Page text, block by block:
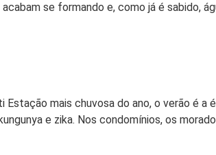
se formando e, como já é sabido,
mais chuvosa do ano, o verão é a
e zika. Nos condomínios, os